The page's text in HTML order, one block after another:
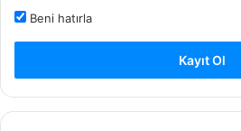
Beni hatırla
Kayıt Ol